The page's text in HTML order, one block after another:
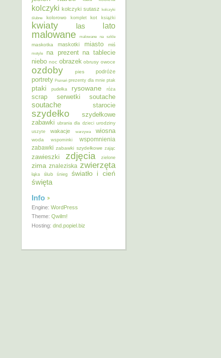
kolczyki kolczyki sutasz kolczyki
ślubne
kolorowo komplet kot książki
kwiaty las lato
malowane malowane na szkle
maskotka maskotki miasto miś
motyle na prezent na tablecie
niebo noc obrazek obrusy owoce
ozdoby pies podróże
portrety Poznań prezenty dla mnie ptak
ptaki pudełka rysowane róża
scrap serwetki soutache
soutache starocie
szydełko
szydełkowe
zabawki ubrania dla dzieci urodziny
uszyte wakacje warzywa wiosna
woda wspominki
wspomnienia
zabawki zabawki szydełkowe zając
zawieszki zdjęcia zielone
zima znaleziska zwierzęta
łąka ślub śnieg światło i cień
święta
Info
Engine: WordPress
Theme: Qwilm!
Hosting: dnd.popiel.biz